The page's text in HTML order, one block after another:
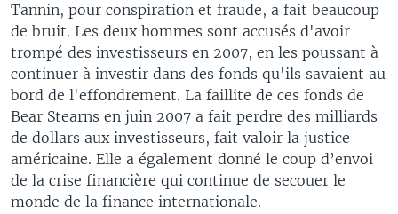
Tannin, pour conspiration et fraude, a fait beaucoup
de bruit. Les deux hommes sont accusés d'avoir
trompé des investisseurs en 2007, en les poussant à
continuer à investir dans des fonds qu'ils savaient au
bord de l'effondrement. La faillite de ces fonds de
Bear Stearns en juin 2007 a fait perdre des milliards
de dollars aux investisseurs, fait valoir la justice
américaine. Elle a également donné le coup d’envoi
de la crise financière qui continue de secouer le
monde de la finance internationale.